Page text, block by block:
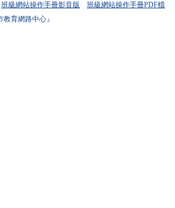
班級網站操作手冊影音版
班級網站操作手冊PDF檔
教育網路中心』